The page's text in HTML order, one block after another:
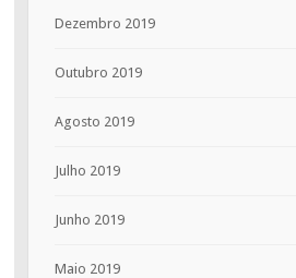
Dezembro 2019
Outubro 2019
Agosto 2019
Julho 2019
Junho 2019
Maio 2019